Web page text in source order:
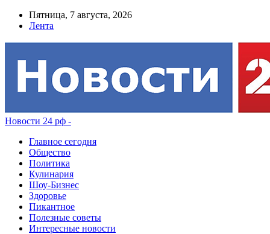
Пятница, 7 августа, 2026
Лента
Новости 24 рф -
Главное сегодня
Общество
Политика
Кулинария
Шоу-Бизнес
Здоровье
Пикантное
Полезные советы
Интересные новости